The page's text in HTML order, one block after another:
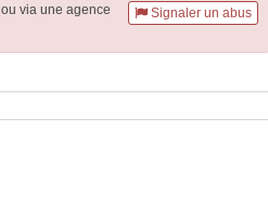
Signaler un abus
ou via une agence